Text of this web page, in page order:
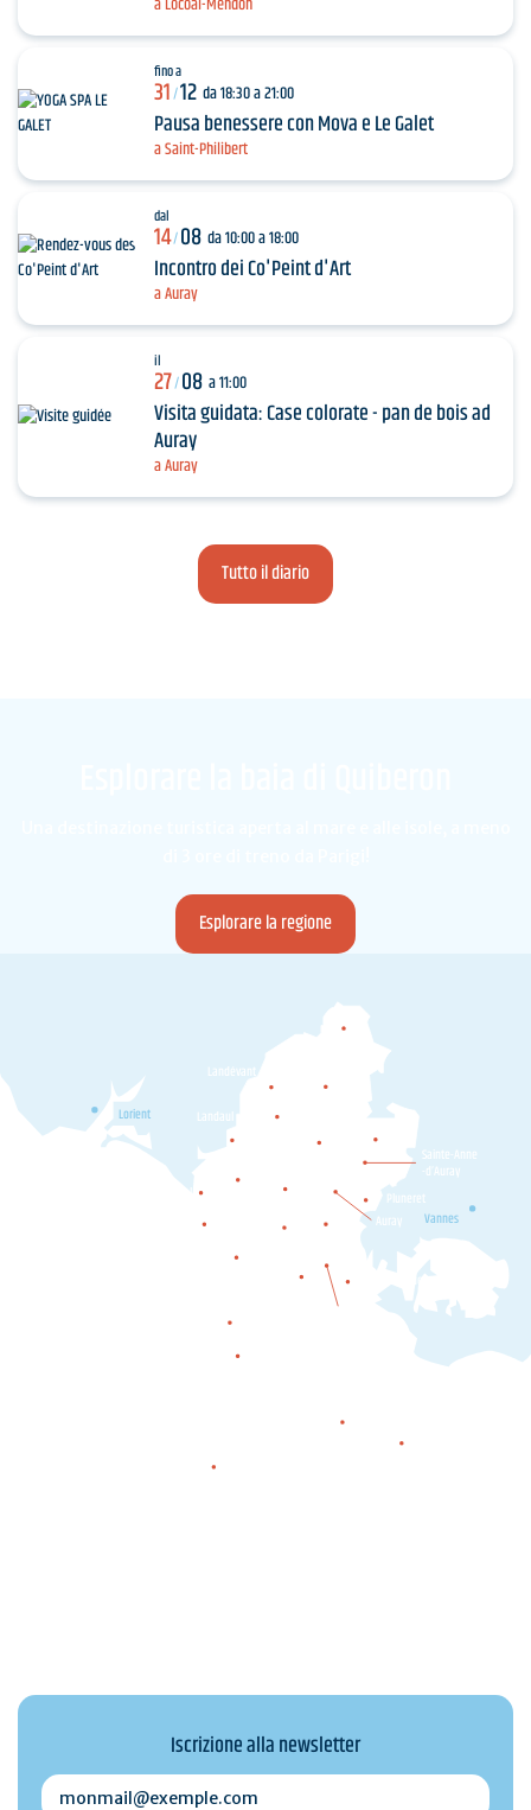
a Locoal-Mendon
fino a
31/12 da 18:30 a 21:00
Pausa benessere con Mova e Le Galet
a Saint-Philibert
dal
14/08 da 10:00 a 18:00
Incontro dei Co'Peint d'Art
a Auray
il
27/08 a 11:00
Visita guidata: Case colorate - pan de bois ad
Auray
a Auray
Tutto il diario
Esplorare la regione
Lorient
Vannes
Saint-Philibert
Landaul
Landévant
Pluneret
Auray
Locmariaquer
Sainte-Anne
-d’Auray
Etel
Iscrizione alla newsletter
monmail@exemple.com